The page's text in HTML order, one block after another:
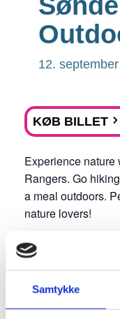
Samtykke
12.
KØB BILLET
Experience nature
Rangers. Go
a meal outdoors.
nature lovers!
*Light meal
Declaration of
your consent for